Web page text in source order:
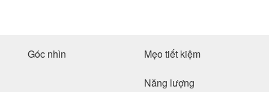
Góc nhìn Mẹo tiết kiệm
Năng lượng